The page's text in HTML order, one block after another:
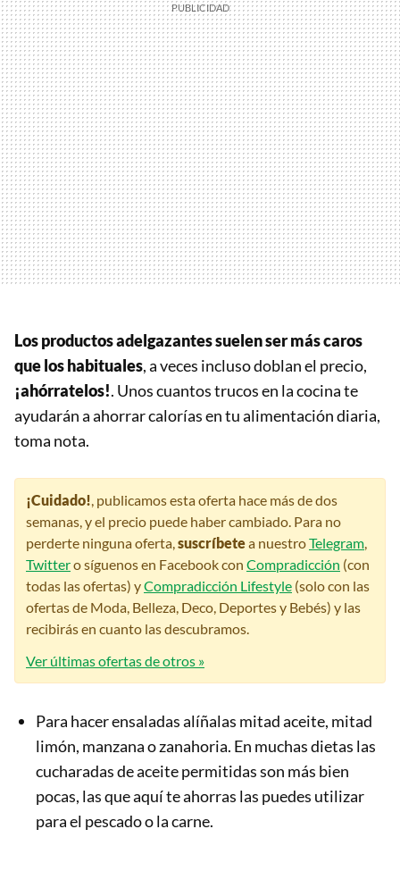
Los productos adelgazantes suelen ser más caros
que los habituales, a veces incluso doblan el precio,
¡ahórratelos!. Unos cuantos trucos en la cocina te
ayudarán a ahorrar calorías en tu alimentación diaria,
toma nota.
¡Cuidado! , publicamos esta oferta hace más de dos
semanas, y el precio puede haber cambiado. Para no
perderte ninguna oferta, suscríbetea nuestroTelegram
Twittero síguenos en Facebook con Compradicción (con
todas las ofertas) yCompradicción Lifestyle (solo con las
ofertas de Moda, Belleza, Deco, Deportes y Bebés) y las
recibirás en cuanto las descubramos.
Ver últimas ofertas de otros »
Para hacer ensaladas alíñalas mitad aceite, mitad
limón, manzana o zanahoria. En muchas dietas las
cucharadas de aceite permitidas son más bien
pocas, las que aquí te ahorras las puedes utilizar
para el pescado o la carne.